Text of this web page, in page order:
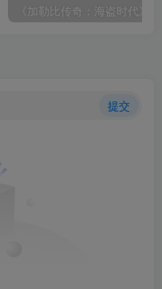
提交